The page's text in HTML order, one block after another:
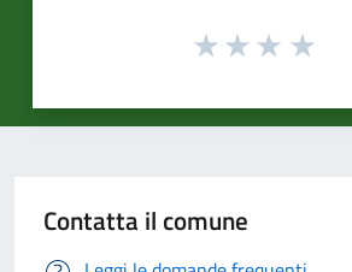
Contatta il comune